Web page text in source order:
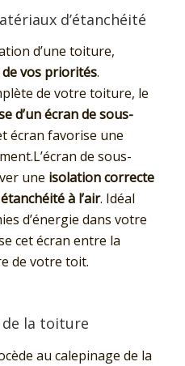
d’étanchéité
d’une toiture,
vos priorités.
de votre toiture, le
d’un écran de sous-
écran favorise une
de sous-
une isolation correcte
à l’air. Idéal
d’énergie dans votre
cet écran entre la
de votre toit.
de la toiture
au calepinage de la